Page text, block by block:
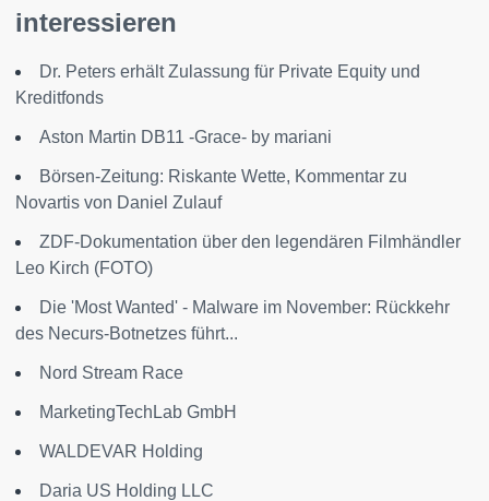
interessieren
Dr. Peters erhält Zulassung für Private Equity und
Kreditfonds
Aston Martin DB11 -Grace- by mariani
Börsen-Zeitung: Riskante Wette, Kommentar zu
Novartis von Daniel Zulauf
ZDF-Dokumentation über den legendären Filmhändler
Leo Kirch (FOTO)
Die 'Most Wanted' - Malware im November: Rückkehr
des Necurs-Botnetzes führt...
Nord Stream Race
MarketingTechLab GmbH
WALDEVAR Holding
Daria US Holding LLC